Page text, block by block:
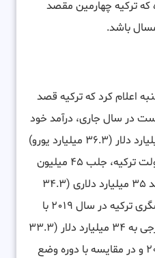
ترکیه چهارمین مقصد
باشد.
اعلام کرد که ترکیه قصد
توریست در سال جاری، درآمد خود
را از محل گردشگری به ۳۷ میلیارد دلار (۳۶.۳ میلیارد یورو)
برساند. هدفگذاری پیشین دولت ترکیه، جلب ۴۵ میلیون
گردشگر با هدف دریافت درآمد ۳۵ میلیارد دلاری (۳۴.۳
میلیارد یورو) بود. درآمد گردشگری ترکیه در سال ۲۰۱۹ با
ورود ۵۲ میلیون توریست خارجی به ۳۴ میلیارد دلار (۳۳.۳
میلیارد یورو) بود. در سال ۲۰۲۱ و در مقایسه با دوره وضع